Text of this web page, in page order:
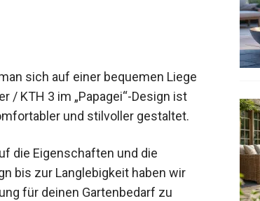
sich auf einer bequemen Liege
/ KTH 3 im „Papagei“-Design ist
und stilvoller gestaltet.
die Eigenschaften und die
bis zur Langlebigkeit haben wir
für deinen Gartenbedarf zu